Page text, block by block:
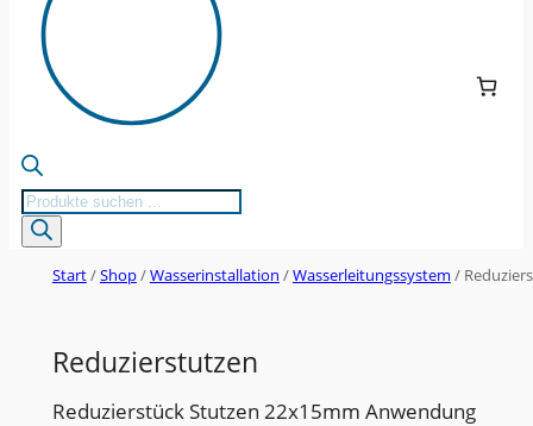
Products
search
Start/Shop/Wasserinstallation /Wasserleitungssystem /
Reduzierstutzen
Reduzierstück Stutzen 22x15mm Anwendung